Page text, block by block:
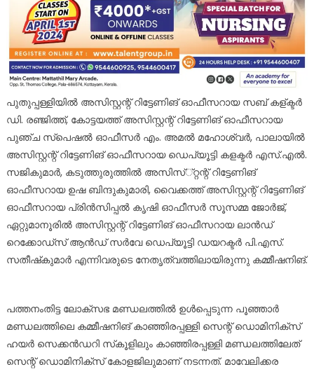
പുതുപ്പള്ളിയിൽ അസിസ്റ്റന്റ് റിട്ടേണിങ് ഓഫീസറായ സബ് കള്ക്ടർ
ഡി. രഞ്ജിത്ത്, കോട്ടയത്ത് അസിസ്റ്റന്റ് റിട്ടേണിങ് ഓഫീസറായ
പുഞ്ച സ്‌പെഷൽ ഓഫീസർ എം. അമൽ മഹോശ്വർ, പാലായിൽ
അസിസ്റ്റന്റ് റിട്ടേണിങ് ഓഫീസറായ ഡെപ്യൂട്ടി കളക്ടർ എസ്.എൽ.
സജികുമാർ, കടുത്തുരുത്തിൽ അസിസ്്റ്റന്റ് റിട്ടേണിങ്
ഓഫീസറായ ഉഷ ബിന്ദുകുമാരി, വൈക്കത്ത് അസിസ്റ്റന്റ് റിട്ടേണിങ്
ഓഫീസറായ പ്രിൻസിപ്പൽ കൃഷി ഓഫീസർ സൂസമ്മ ജോർജ്,
ഏറ്റുമാനൂരിൽ അസിസ്റ്റന്റ് റിട്ടേണിങ് ഓഫീസറായ ലാൻഡ്
റെക്കോഡ്‌സ് ആൻഡ് സർവേ ഡെപ്യൂട്ടി ഡയറക്ടർ പി.എസ്.
സതീഷ്‌കുമാർ എന്നിവരുടെ നേതൃത്വത്തിലായിരുന്നു കമ്മീഷനിങ്.
പത്തനംതിട്ട ലോക്സഭ മണ്ഡലത്തിൽ ഉൾപ്പെടുന്ന പൂഞ്ഞാർ
മണ്ഡലത്തിലെ കമ്മീഷനിങ് കാഞ്ഞിരപ്പള്ളി സെന്റ് ഡൊമിനിക്സ്
ഹയർ സെക്കൻഡറി സ്‌കൂളിലും കാഞ്ഞിരപ്പള്ളി മണ്ഡലത്തിലേത്
സെന്റ് ഡൊമിനിക്സ് കോളജിലുമാണ് നടന്നത്. മാവേലിക്കര